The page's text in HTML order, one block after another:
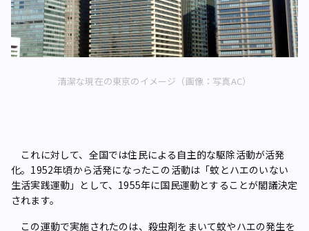
清潔な現在の東京のイメージ（画像：写真AC）
これに対して、全国では住民による自主的な駆除活動が活発
化。1952年頃から活発になったこの活動は「蚊とハエのいない
生活実践運動」として、1955年に国民運動とすることが閣議決定
されます。
この運動で実施されたのは、殺虫剤をまいて蚊やハエの発生を